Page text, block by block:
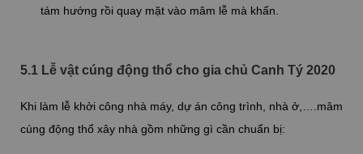
tám hướng rồi quay mặt vào mâm lễ mà khấn.
5.1 Lễ vật cúng động thổ cho gia chủ Canh Tý 2020
Khi làm lễ khởi công nhà máy, dự án công trình, nhà ở,….mâm
cúng động thổ xây nhà gồm những gì cần chuẩn bị: